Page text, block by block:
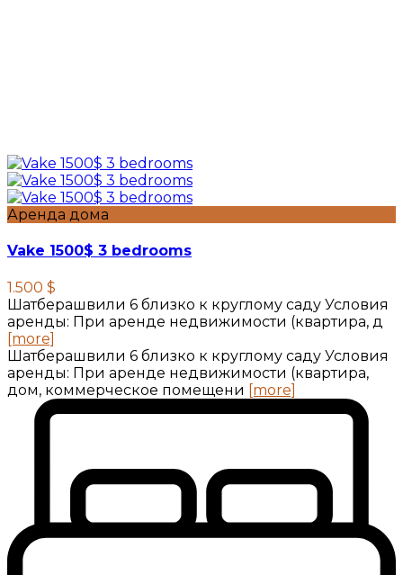
Аренда дома
Vake 1500$ 3 bedrooms
1.500 $
Шатберашвили 6 близко к круглому саду Условия
аренды: При аренде недвижимости (квартира, д
[more]
Шатберашвили 6 близко к круглому саду Условия
аренды: При аренде недвижимости (квартира,
дом, коммерческое помещени [more]